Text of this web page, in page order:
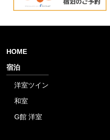
HOME
宿泊
洋室ツイン
和室
G館 洋室